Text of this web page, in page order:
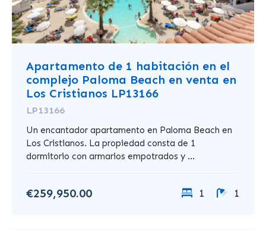
Apartamento de 1 habitación en el
complejo Paloma Beach en venta en
Los Cristianos LP13166
LP13166
Un encantador apartamento en Paloma Beach en
Los Cristianos. La propiedad consta de 1
dormitorio con armarios empotrados y ...
€259,950.00 1 1